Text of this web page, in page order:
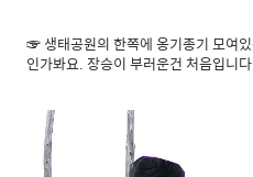
☞ 생태공원의 한쪽에 옹기종기 모여
인가봐요. 장승이 부러운건 처음입니